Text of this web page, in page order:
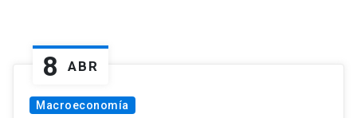
8 ABR
Macroeconomía